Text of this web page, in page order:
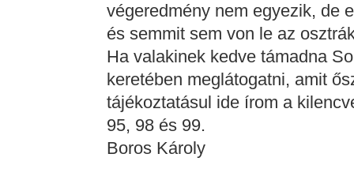
végeredmény nem egyezik, de
és semmit sem von le az
Ha valakinek kedve támadna
keretében meglátogatni, amit
tájékoztatásul ide írom a
95, 98 és 99.
Boros Károly